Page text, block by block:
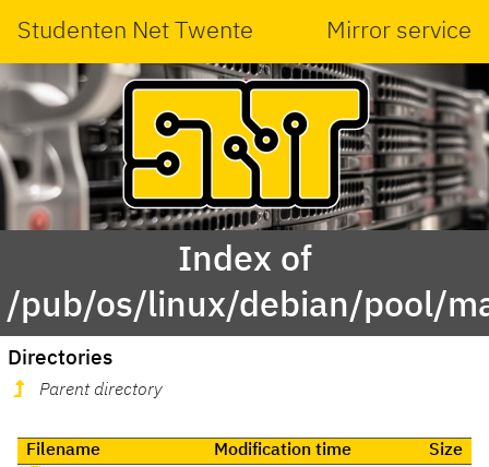
Studenten Net Twente Mirror service
Index of
/pub/os/linux/debian/pool/
Directories
Parent directory
Filename Modification time
Size